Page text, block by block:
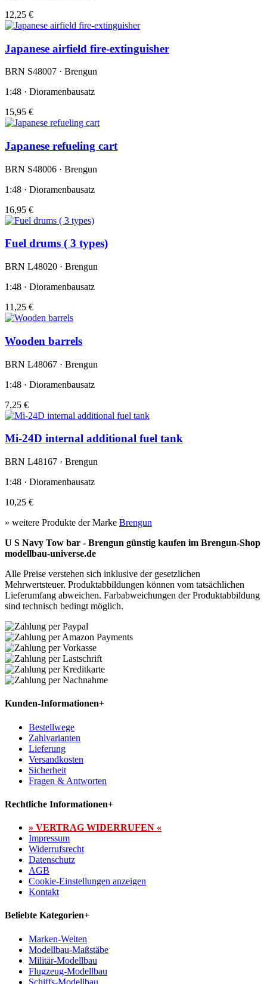
12,25 €
Japanese airfield fire-extinguisher
BRN S48007 · Brengun
1:48 · Dioramenbausatz
15,95 €
Japanese refueling cart
BRN S48006 · Brengun
1:48 · Dioramenbausatz
16,95 €
Fuel drums ( 3 types)
BRN L48020 · Brengun
1:48 · Dioramenbausatz
11,25 €
Wooden barrels
BRN L48067 · Brengun
1:48 · Dioramenbausatz
7,25 €
Mi-24D internal additional fuel tank
BRN L48167 · Brengun
1:48 · Dioramenbausatz
10,25 €
» weitere Produkte der Marke Brengun
U S Navy Tow bar - Brengun günstig kaufen im Brengun-Shop
modellbau-universe.de
Alle Preise verstehen sich inklusive der gesetzlichen
Mehrwertsteuer. Produktabbildungen können vom tatsächlichen
Lieferumfang abweichen. Farbabweichungen der Produktabbildung
sind technisch bedingt möglich.
Kunden-Informationen+
Bestellwege
Zahlvarianten
Lieferung
Versandkosten
Sicherheit
Fragen & Antworten
Rechtliche Informationen+
» VERTRAG WIDERRUFEN «
Impressum
Widerrufsrecht
Datenschutz
AGB
Cookie-Einstellungen anzeigen
Kontakt
Beliebte Kategorien+
Marken-Welten
Modellbau-Maßstäbe
Militär-Modellbau
Flugzeug-Modellbau
Schiffs-Modellbau